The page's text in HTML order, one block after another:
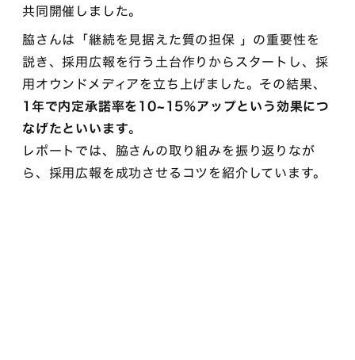
共同開催しました。
脇さんは「継続を見据えた質の担保 」の重要性を
説き、採用広報を行う土台作りからスタートし、採
用オウンドメディアを立ち上げました。その結果、
1年で内定承諾率を10~15%アップという効果につ
なげたといいます。
レポートでは、脇さんの取り組みを振り返りなが
ら、採用広報を成功させるコツを紹介しています。